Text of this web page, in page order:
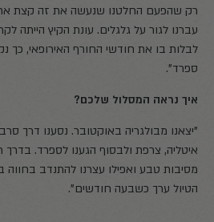
רק שהפעם החלטנו שנעשה את זה קצת
עברנו לגור על גלגלים. עונת הקיץ הייתה
לבלות בו את חודשי החורף האירופאי, כך
ספרד".
איך נראה המסלול שלכם?
"יצאנו מבולגריה באוקטובר. נסענו דרך
איטליה, צרפת ולבסוף הגענו לספרד. בדרך
מסיבות טבע ואפילו עצרנו להתנדב בחווה
הטיול ערך כשבעה חודשים".